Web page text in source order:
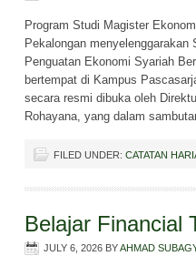
Program Studi Magister
Pekalongan
Penguatan Ekonomi Syariah
bertempat di Kampus
secara resmi dibuka oleh
Rohayana, yang dalam
FILED UNDER: CATATAN
Belajar Financial
JULY 6, 2026 BYAHMAD